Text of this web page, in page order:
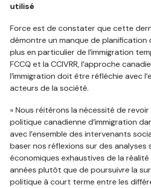
utilisé
Force est de constater que cette
démontre un manque de planification
plus en particulier de l’immigration
FCCQ et la CCIVRR, l’approche
l’immigration doit être réfléchie avec
acteurs de la société.
« Nous réitérons la nécessité de
politique canadienne d’immigration
avec l’ensemble des intervenants
baser nos réflexions sur des analyses
économiques exhaustives de la
années plutôt que de poursuivre la
politique à court terme entre les